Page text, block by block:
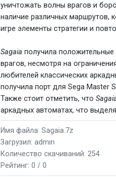
уничтожать волны врагов и
наличие различных маршрутов,
игре элементы стратегии и
Sagaia получила
врагов, несмотря на
любителей классических
получила порт для Sega Master
Также стоит отметить, что
аркадных автоматах, что
Имя файла: Sagaia.7z
Загрузил: admin
Количество скачиваний: 254
Рейтинг: 0 / 0